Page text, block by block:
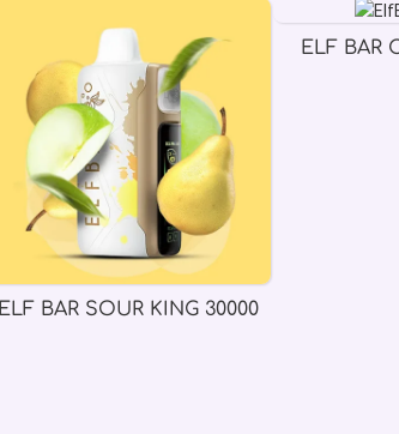
ELF BAR SOUR KING 30000
ELF BAR